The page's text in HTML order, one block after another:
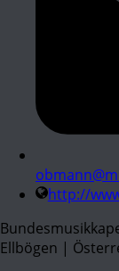
http://
Ellbögen |